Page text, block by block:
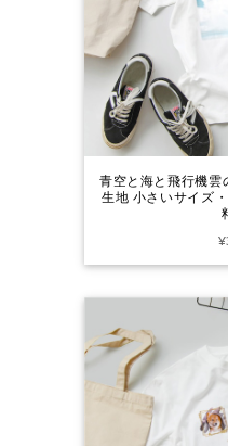
青空と海と飛行機雲
生地 小さいサイズ